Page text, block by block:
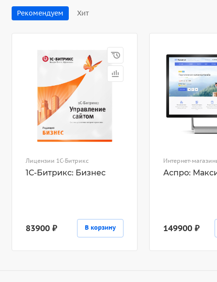
Рекомендуем Хит
Лицензии 1С-Битрикс
1С-Битрикс: Бизнес
83900 ₽ В корзину
Интернет-
Аспро:
149900 ₽